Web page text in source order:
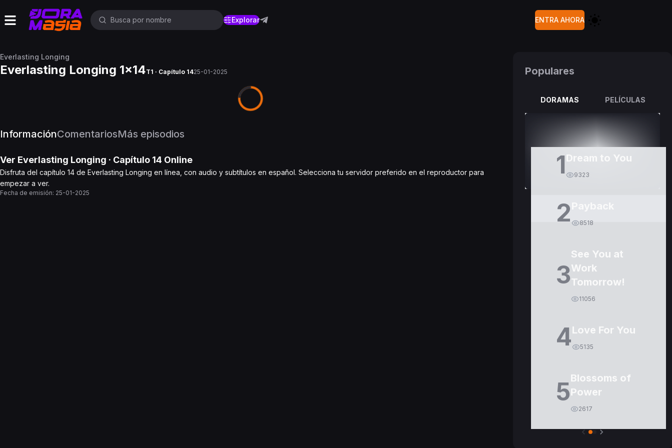
Explorar ENTRA AHORA
Everlasting Longing
Everlasting Longing 1x14T1 · Capítulo 1425-01-2025
InformaciónComentariosMás episodios
Ver Everlasting Longing · Capítulo 14 Online
Disfruta del capítulo 14 de Everlasting Longing en línea, con audio y subtítulos en español. Selecciona tu servidor preferido en el reproductor para
empezar a ver.
Fecha de emisión: 25-01-2025
Populares
DORAMAS PELÍCULAS
1Dream to You
9323
2 8518
3
See You at
Work
Tomorrow!
11056
4Love For You
5135
5Blossoms of
Power
2617